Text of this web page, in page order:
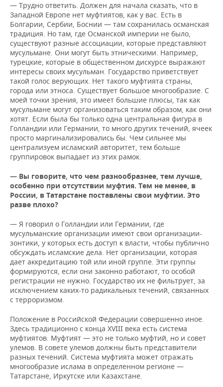
— Трудно ответить. Должен для начала сказать, что в
Западной Европе нет муфтиятов, как у вас. Есть в
Болгарии, Сербии, Боснии — там сохранилась османская
традиция. Но там, где Османской империи не было,
существуют разные ассоциации, которые представляют
мусульмане. Они могут быть этническими. Например,
турецкие, которые в общественном дискурсе выражают
интересы своих мусульман. Государство приветствует
такой голос верующих. Нет такого муфтията страны,
города или этноса. Существует большое многообразие. С
моей точки зрения, это имеет большие плюсы, так как
мусульмане могут организоваться таким образом, как они
хотят. Если была бы только одна центральная фигура в
Голландии или Германии, то много других течений, ячеек
просто маргинализировались бы. Чем сильнее мы
централизуем исламский авторитет, тем больше
группировок выпадает из этих рамок.
— Вы говорите, что чем разнообразнее, тем лучше,
особенно при отсутствии муфтия. Тем не менее, в
России, в Татарстане поставлены свои муфтии. Это
разве плохо?
— Я говорил о Голландии или Германии, где
мусульманские организации имеют свои организации-
зонтики, у которых есть доступ к власти, чтобы публично
обсуждать исламские дела. Нет организации, которая
дает аккредитацию той или иной группе. Эти группы
формируются, если они законно работают, то особой
регистрации не нужно. Государство их не фильтрует, за
исключением каких-то радикальных течений, связанных
с терроризмом.
Положение в Российской Федерации совершенно иное.
Здесь традиционно с конца XVIII века есть система
муфтиятов. Муфтият — это не только муфтий, но и совет
улемов. В совете улемов должны быть представители
разных течений. Система муфтията может отражать
многообразие ислама в определенном регионе —
Татарстане, Иркутске или Казахстане.